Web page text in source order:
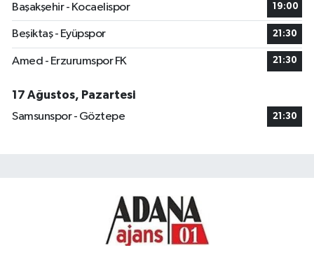
Başakşehir - Kocaelispor
19:00
Beşiktaş - Eyüpspor 21:30
Amed - Erzurumspor FK 21:30
17 Ağustos, Pazartesi
Samsunspor - Göztepe
21:30